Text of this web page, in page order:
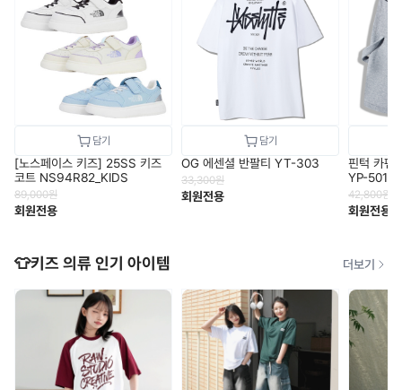
[노스페이스 키즈] 25SS 키즈
코트 NS94R82_KIDS
89,000원
회원전용
OG 에센셜 반팔티 YT-303
33,300원
회원전용
핀턱 카펜
YP-501
42,800원
회원전용
👕키즈 의류 인기 아이템 더보기